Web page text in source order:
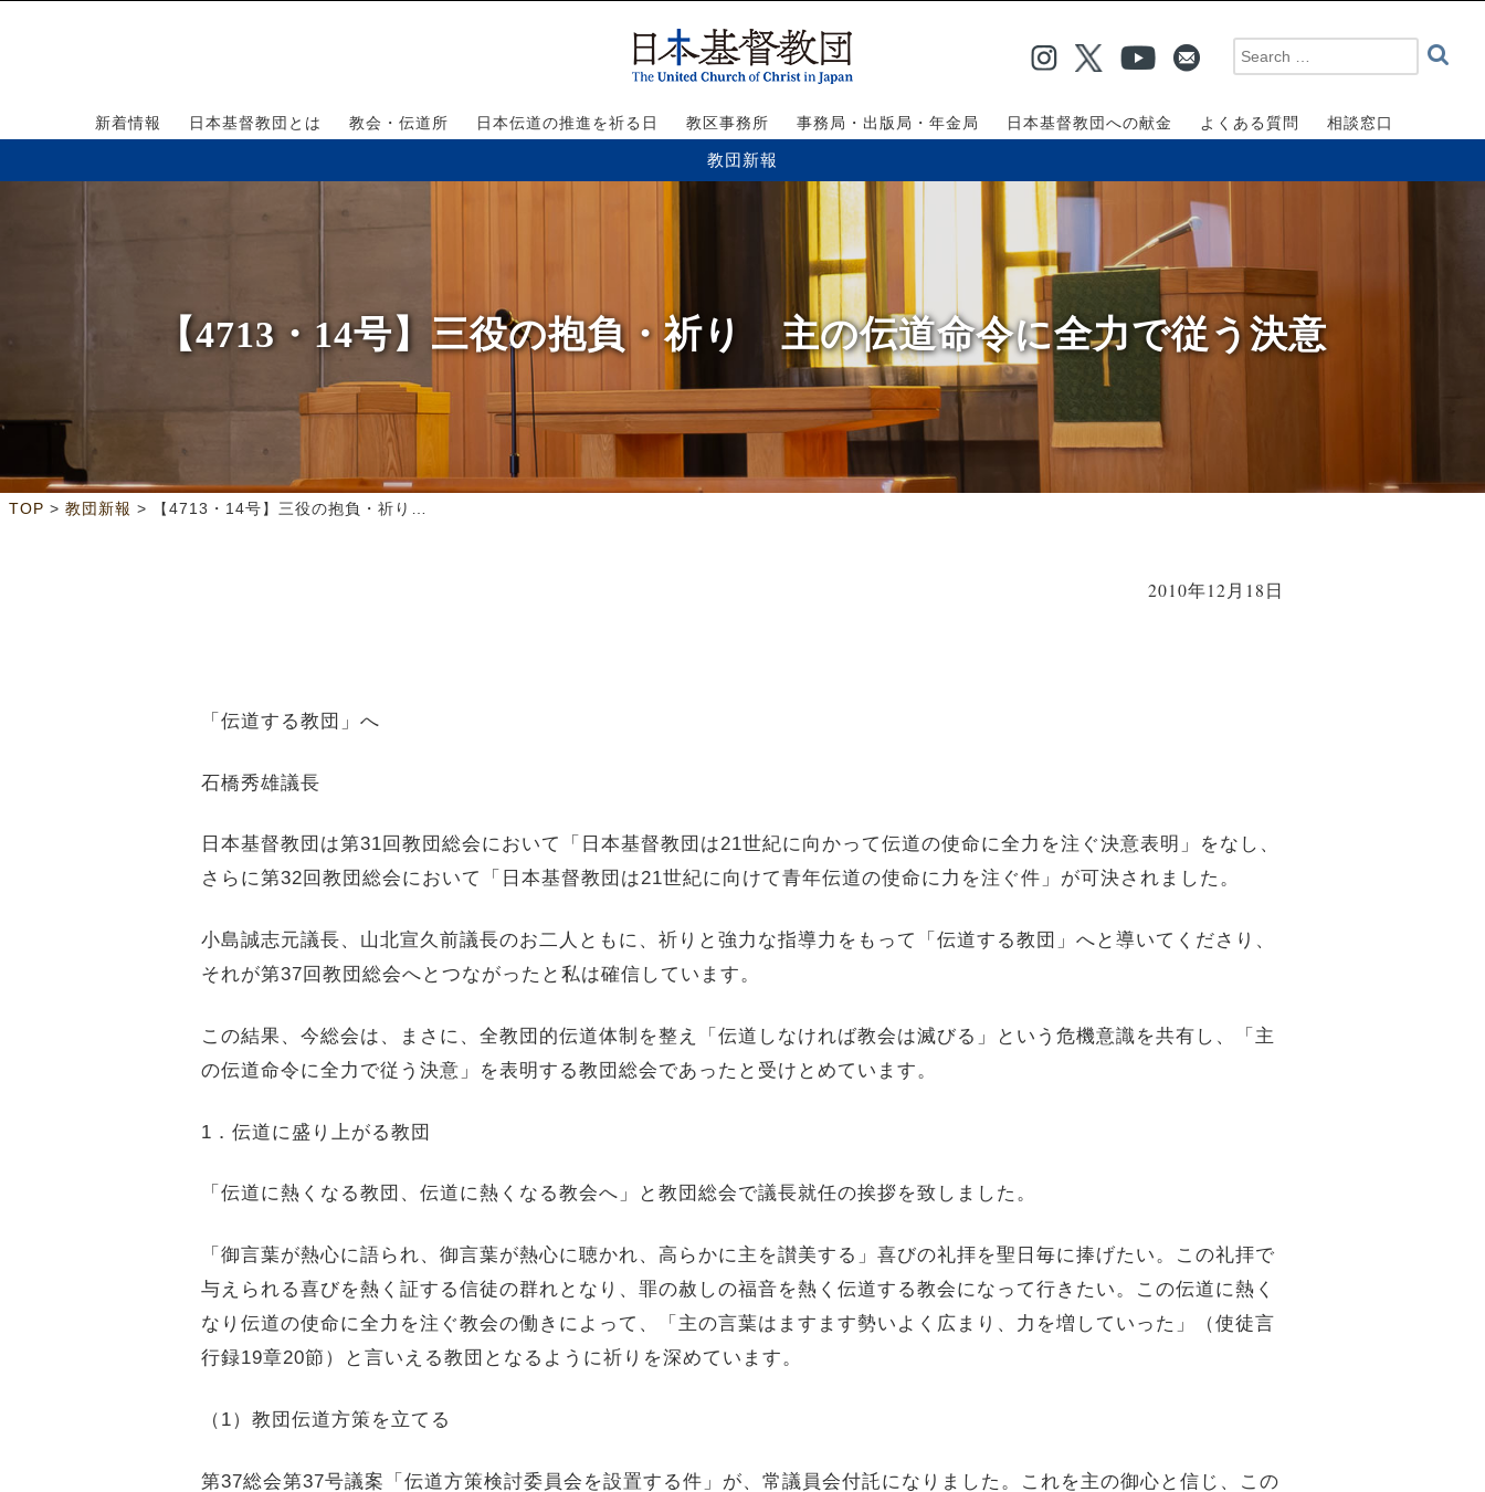
新着情報 日本基督教団とは 教会・伝道所 日本伝道の推進を祈る日 教区事務所 事務局・出版局・年金局 日本基督教団への献金 よくある質問 相談窓口
教団新報
【4713・14号】三役の抱負・祈り 主の伝道命令に全力で従う決意
TOP > 教団新報 > 【4713・14号】三役の抱負・祈り 主の伝道命令に全力で従う決意
2010年12月18日
「伝道する教団」へ
石橋秀雄議長
日本基督教団は第31 回教団総会において「日本基督教団は21世紀に向かって伝道の使命に全力を注ぐ決意表明」をなし、
さらに第32 回教団総会において「日本基督教団は21世紀に向けて青年伝道の使命に力を注ぐ件」が可決されました。
小島誠志元議長、山北宣久前議長のお二人ともに、祈りと強力な指導力をもって「伝道する教団」へと導いてくださり、
それが第37回教団総会へとつながったと私は確信しています。
この結果、今総会は、まさに、全教団的伝道体制を整え「伝道しなければ教会は滅びる」という危機意識を共有し、「主
の伝道命令に全力で従う決意」を表明する教団総会であったと受けとめています。
1 ．伝道に盛り上がる教団
「伝道に熱くなる教団、伝道に熱くなる教会へ」と教団総会で議長就任の挨拶を致しました。
「御言葉が熱心に語られ、御言葉が熱心に聴かれ、高らかに主を讃美する」喜びの礼拝を聖日毎に捧げたい。この礼拝で
与えられる喜びを熱く証する信徒の群れとなり、罪の赦しの福音を熱く伝道する教会になって行きたい。この伝道に熱く
なり伝道の使命に全力を注ぐ教会の働きによって、「主の言葉はますます勢いよく広まり、力を増していった」（使徒言
行録19章20節）と言いえる教団となるように祈りを深めています。
（1）教団伝道方策を立てる
第37総会第37号議案「伝道方策検討委員会を設置する件」が、常議員会付託になりました。これを主の御心と信じ、この